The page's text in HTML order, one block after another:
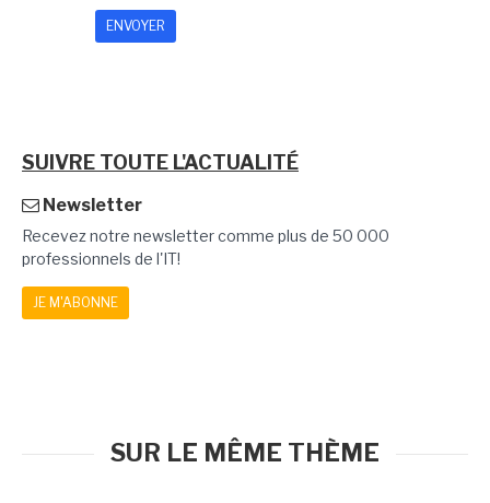
SUIVRE TOUTE L'ACTUALITÉ
Newsletter
Recevez notre newsletter comme plus de 50 000
professionnels de l'IT!
JE M'ABONNE
SUR LE MÊME THÈME